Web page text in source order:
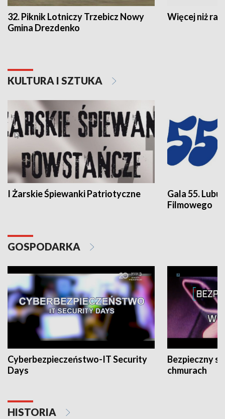
32. Piknik Lotniczy Trzebicz Nowy
Gmina Drezdenko
Więcej niż rajd
KULTURA I SZTUKA
I Żarskie Śpiewanki Patriotyczne
Gala 55.
Filmowego
GOSPODARKA
Cyberbezpieczeństwo-IT Security
Days
Bezpieczny
chmurach
HISTORIA